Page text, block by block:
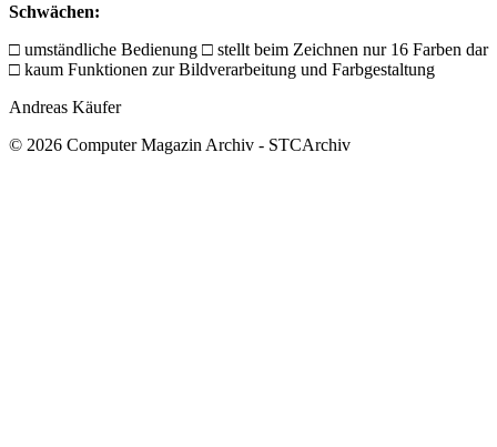
Schwächen:
□ umständliche Bedienung □ stellt beim Zeichnen nur 16 Farben dar
□ kaum Funktionen zur Bildverarbeitung und Farbgestaltung
Andreas Käufer
© 2026 Computer Magazin Archiv - STCArchiv